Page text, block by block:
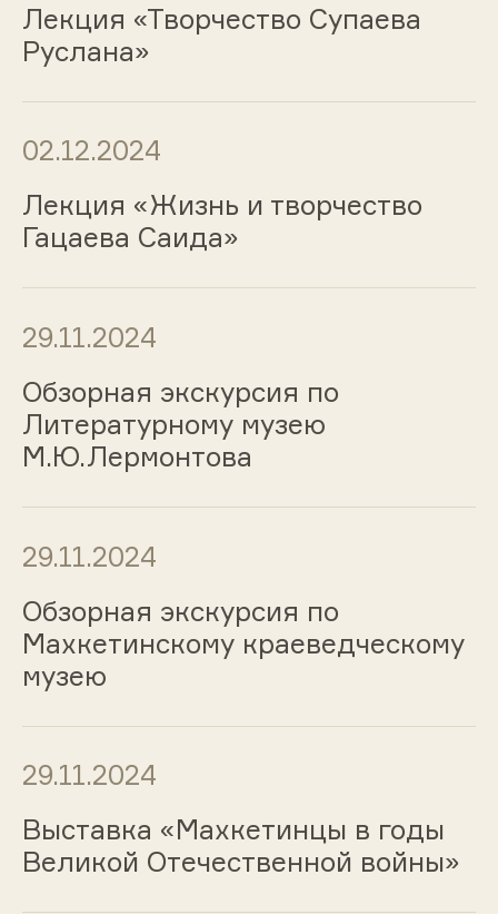
Лекция «Творчество Супаева
Руслана»
02.12.2024
Лекция «Жизнь и творчество
Гацаева Саида»
29.11.2024
Обзорная экскурсия по
Литературному музею
М.Ю.Лермонтова
29.11.2024
Обзорная экскурсия по
Махкетинскому краеведческому
музею
29.11.2024
Выставка «Махкетинцы в годы
Великой Отечественной войны»